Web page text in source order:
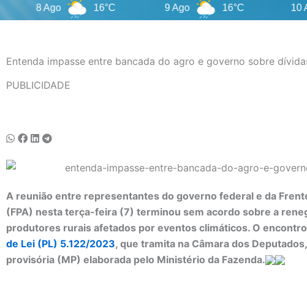
16°C 16°C
Entenda impasse entre bancada do agro e governo sobre
PUBLICIDADE
A reunião entre representantes do governo federal e da
(FPA) nesta terça-feira (7) terminou sem acordo sobre a
produtores rurais afetados por eventos climáticos. O
de Lei (PL) 5.122/2023, que tramita na Câmara dos
provisória (MP) elaborada pelo Ministério da Fazenda.